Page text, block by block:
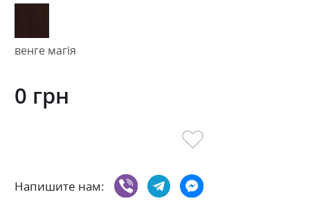
венге магія
0 грн
Напишите нам: